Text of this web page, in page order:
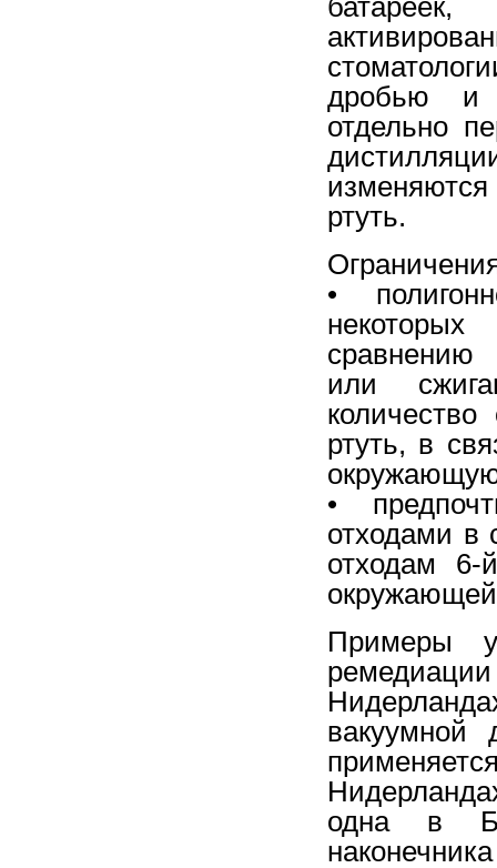
дробью и
отдельно
изменяются
ртуть.
•
сравнению
или
ртуть, в
•
отходами в
отходам
Примеры
вакуумной
одна в